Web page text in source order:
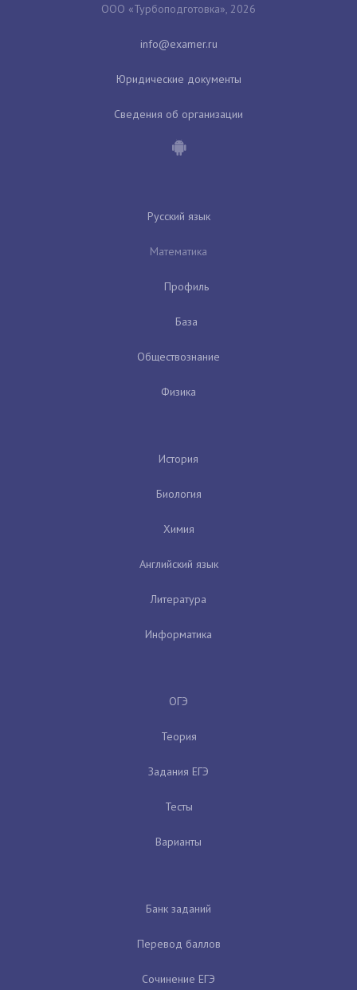
ООО «Турбоподготовка», 2026
Юридические документы
Сведения об организации
Русский язык
Математика
Профиль
База
Обществознание
Физика
История
Биология
Химия
Английский язык
Литература
Информатика
ОГЭ
Теория
Задания ЕГЭ
Тесты
Варианты
Банк заданий
Перевод баллов
Сочинение ЕГЭ